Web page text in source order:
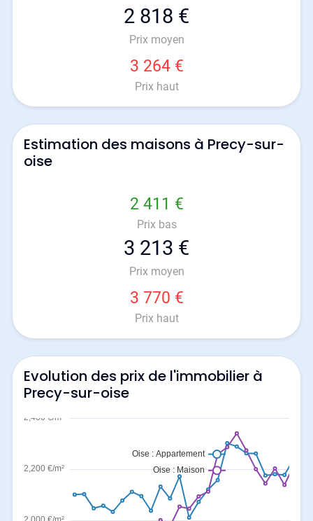
2 818 €
Prix moyen
3 264 €
Prix haut
Estimation des maisons à Precy-sur-
oise
2 411 €
Prix bas
3 213 €
Prix moyen
3 770 €
Prix haut
Evolution des prix de l'immobilier à
Precy-sur-oise